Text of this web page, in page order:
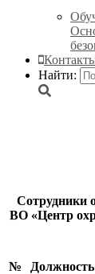
Найти:
Сотрудники
ВО «Центр
№ Должность